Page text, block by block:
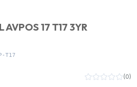
AVPOS 17 T17 3YR
T17
(0)